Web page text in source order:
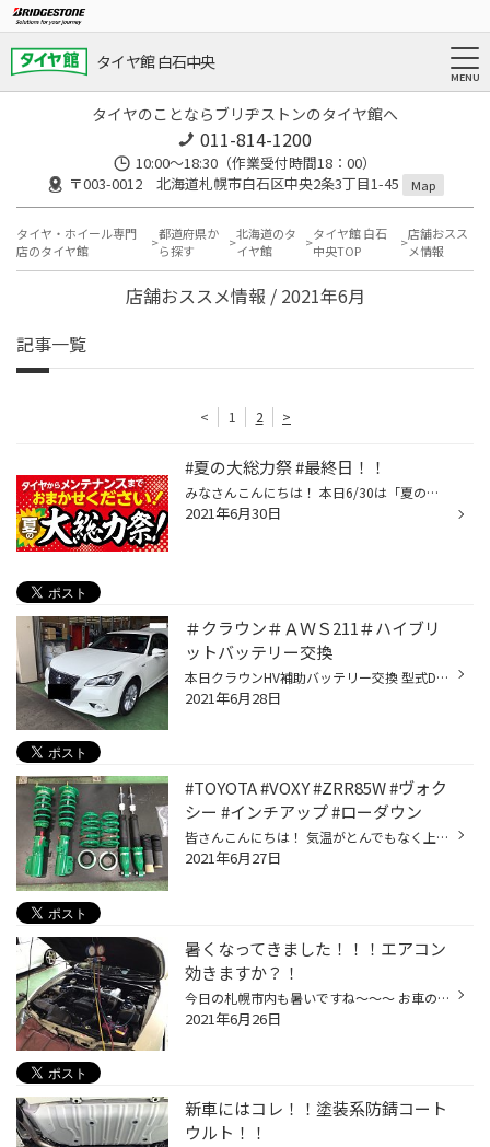
タイヤ館 白石中央
タイヤのことならブリヂストンのタイヤ館へ
011-814-1200
10:00～18:30（作業受付時間18：00）
〒003-0012 北海道札幌市白石区中央2条3丁目1-45
Map
タイヤ・ホイール専門
店のタイヤ館
都道府県か
ら探す
北海道のタ
イヤ館
タイヤ館 白石
中央TOP
店舗おスス
メ情報
店舗おススメ情報 / 2021年6月
記事一覧
< 1 2 >
#夏の大総力祭 #最終日！！
みなさんこんにちは！ 本日6/30は「夏の大総力祭」最終日となっております('ω') 毎日沢山のお客様ご来店ありがとうございます<(_ _)> アルミホイールからタイヤ、メンテナンス商品もお得な価格の物が盛りだくさんですよ(*‘ω‘ *) 今日までとなっておりますので、タイヤ大丈夫かなぁ？とご不安な方是...
2021年6月30日
＃クラウン＃ＡＷＳ211＃ハイブリ
ットバッテリー交換
本日クラウンHV補助バッテリー交換 型式DAA-AWS211 商品はパナソニックカオス S55B24L/HV トランク内の為なかなか点検といっても車検時や定期的に点検に出してなければ気づかない・・ これからのシーズンエアコン使用も増え3年ごとのバッテリー交換は必須です ぜひキニナル方は夏本番のこの時期一度...
2021年6月28日
#TOYOTA #VOXY #ZRR85W #ヴォク
シー #インチアップ #ローダウン
皆さんこんにちは！ 気温がとんでもなく上がって、夏バテ気味な石川です(^^; 普段は缶チューハイ派ですが、こんな日はビールでスカッとしたくなります、、、笑 さて、前回に引き続き85系VOXYのローダウンインチアップご紹介いたします！！ 今回は、「車高調取付～」編になります＼(^o^)／ 取付させ...
2021年6月27日
暑くなってきました！！！エアコン
効きますか？！
今日の札幌市内も暑いですね～～～ お車のエアコンのスイッチに手を伸ばし、ポチっ。。。 ぬ、ぬるい・・・・・ 冷えない・・・ なーんて事になっていませんか？！ そうなるとエアコンのガス圧が低下している可能性があります！！ ※他、故障も考えられます。 まずは当店でガス圧点検しませんか(*^^*...
2021年6月26日
新車にはコレ！！塗装系防錆コート
ウルト！！